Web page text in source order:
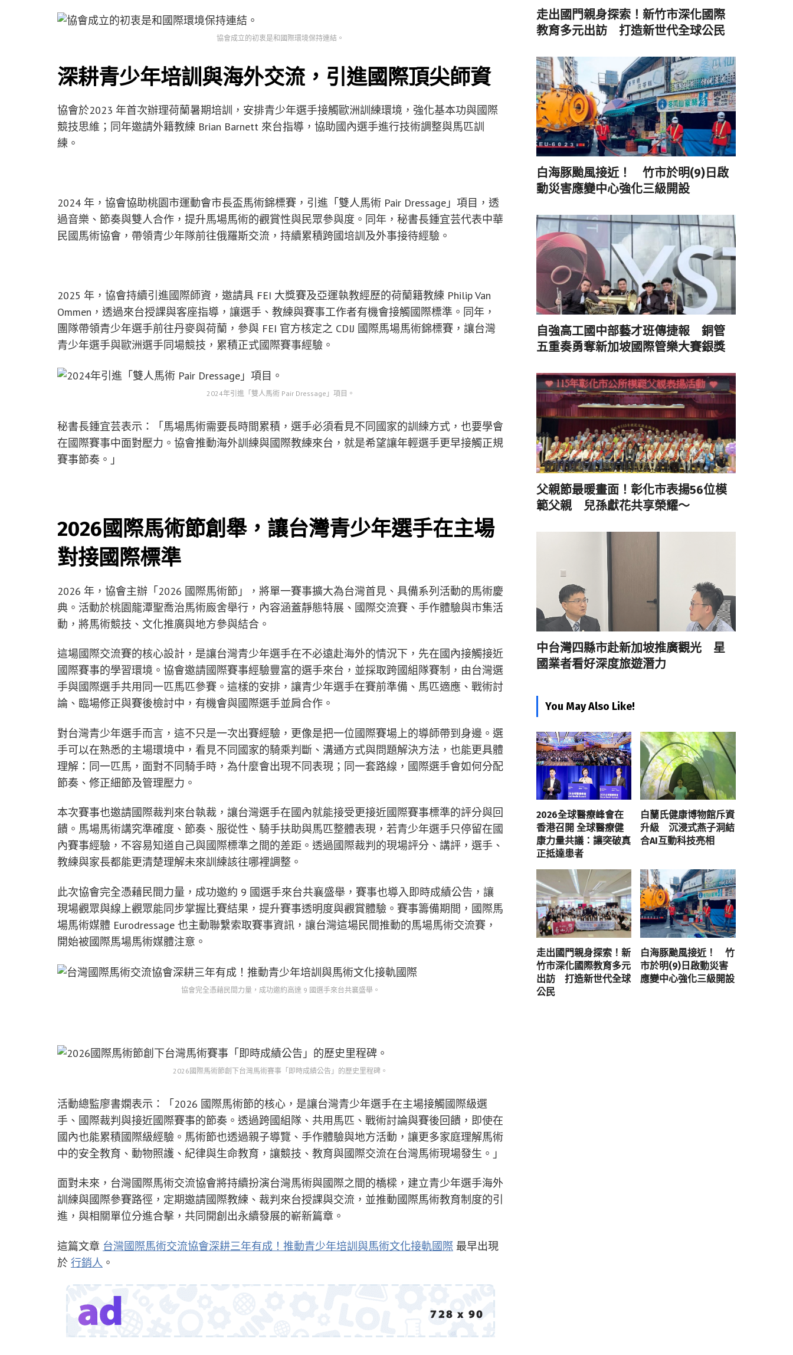
協會成立的初衷是和國際環境保持連結。
深耕青少年培訓與海外交流，引進國際頂尖師資
協會於2023 年首次辦理荷蘭暑期培訓，安排青少年選手接觸歐洲訓練環境，強化基本功與國際
競技思維；同年邀請外籍教練 Brian Barnett 來台指導，協助國內選手進行技術調整與馬匹訓
練。
2024 年，協會協助桃園市運動會市長盃馬術錦標賽，引進「雙人馬術 Pair Dressage」項目，透
過音樂、節奏與雙人合作，提升馬場馬術的觀賞性與民眾參與度。同年，秘書長鍾宜芸代表中華
民國馬術協會，帶領青少年隊前往俄羅斯交流，持續累積跨國培訓及外事接待經驗。
2025 年，協會持續引進國際師資，邀請具 FEI 大獎賽及亞運執教經歷的荷蘭籍教練 Philip Van
Ommen，透過來台授課與客座指導，讓選手、教練與賽事工作者有機會接觸國際標準。同年，
團隊帶領青少年選手前往丹麥與荷蘭，參與 FEI 官方核定之 CDIJ 國際馬場馬術錦標賽，讓台灣
青少年選手與歐洲選手同場競技，累積正式國際賽事經驗。
2024年引進「雙人馬術 Pair Dressage」項目。
秘書長鍾宜芸表示：「馬場馬術需要長時間累積，選手必須看見不同國家的訓練方式，也要學會
在國際賽事中面對壓力。協會推動海外訓練與國際教練來台，就是希望讓年輕選手更早接觸正規
賽事節奏。」
2026國際馬術節創舉，讓台灣青少年選手在主場
對接國際標準
2026 年，協會主辦「2026 國際馬術節」，將單一賽事擴大為台灣首見、具備系列活動的馬術慶
典。活動於桃園龍潭聖喬治馬術廄舍舉行，內容涵蓋靜態特展、國際交流賽、手作體驗與市集活
動，將馬術競技、文化推廣與地方參與結合。
這場國際交流賽的核心設計，是讓台灣青少年選手在不必遠赴海外的情況下，先在國內接觸接近
國際賽事的學習環境。協會邀請國際賽事經驗豐富的選手來台，並採取跨國組隊賽制，由台灣選
手與國際選手共用同一匹馬匹參賽。這樣的安排，讓青少年選手在賽前準備、馬匹適應、戰術討
論、臨場修正與賽後檢討中，有機會與國際選手並肩合作。
對台灣青少年選手而言，這不只是一次出賽經驗，更像是把一位國際賽場上的導師帶到身邊。選
手可以在熟悉的主場環境中，看見不同國家的騎乘判斷、溝通方式與問題解決方法，也能更具體
理解：同一匹馬，面對不同騎手時，為什麼會出現不同表現；同一套路線，國際選手會如何分配
節奏、修正細節及管理壓力。
本次賽事也邀請國際裁判來台執裁，讓台灣選手在國內就能接受更接近國際賽事標準的評分與回
饋。馬場馬術講究準確度、節奏、服從性、騎手扶助與馬匹整體表現，若青少年選手只停留在國
內賽事經驗，不容易知道自己與國際標準之間的差距。透過國際裁判的現場評分、講評，選手、
教練與家長都能更清楚理解未來訓練該往哪裡調整。
此次協會完全憑藉民間力量，成功邀約 9 國選手來台共襄盛舉，賽事也導入即時成績公告，讓
現場觀眾與線上觀眾能同步掌握比賽結果，提升賽事透明度與觀賞體驗。賽事籌備期間，國際馬
場馬術媒體 Eurodressage 也主動聯繫索取賽事資訊，讓台灣這場民間推動的馬場馬術交流賽，
開始被國際馬場馬術媒體注意。
協會完全憑藉民間力量，成功邀約高達 9 國選手來台共襄盛舉。
2026國際馬術節創下台灣馬術賽事「即時成績公告」的歷史里程碑。
活動總監廖書嫻表示：「2026 國際馬術節的核心，是讓台灣青少年選手在主場接觸國際級選
手、國際裁判與接近國際賽事的節奏。透過跨國組隊、共用馬匹、戰術討論與賽後回饋，即使在
國內也能累積國際級經驗。馬術節也透過親子導覽、手作體驗與地方活動，讓更多家庭理解馬術
中的安全教育、動物照護、紀律與生命教育，讓競技、教育與國際交流在台灣馬術現場發生。」
面對未來，台灣國際馬術交流協會將持續扮演台灣馬術與國際之間的橋樑，建立青少年選手海外
訓練與國際參賽路徑，定期邀請國際教練、裁判來台授課與交流，並推動國際馬術教育制度的引
進，與相關單位分進合擊，共同開創出永續發展的嶄新篇章。
這篇文章 台灣國際馬術交流協會深耕三年有成！推動青少年培訓與馬術文化接軌國際 最早出現
於 行銷人 。
走出國門親身探索！新竹市深化國際
教育多元出訪 打造新世代全球公民
白海豚颱風接近！ 竹市於明(9)日啟
動災害應變中心強化三級開設
自強高工國中部藝才班傳捷報 銅管
五重奏勇奪新加坡國際管樂大賽銀獎
父親節最暖畫面！彰化市表揚56位模
範父親 兒孫獻花共享榮耀～
中台灣四縣市赴新加坡推廣觀光 星
國業者看好深度旅遊潛力
You May Also Like!
2026全球醫療峰會在
香港召開 全球醫療健
康力量共議：讓突破真
正抵達患者
白蘭氏健康博物館斥資
升級 沉浸式燕子洞結
合AI互動科技亮相
走出國門親身探索！新
竹市深化國際教育多元
出訪 打造新世代全球
公民
白海豚颱風接近！ 竹
市於明(9)日啟動災害
應變中心強化三級開設